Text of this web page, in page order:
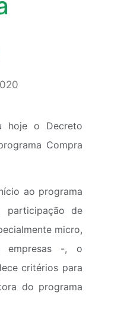
hoje o Decreto
Compra
ao programa
participação de
micro,
empresas -, o
critérios para
do programa